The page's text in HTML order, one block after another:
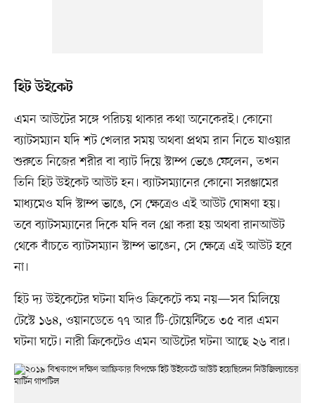
হিট উইকেট
এমন আউটের সঙ্গে পরিচয় থাকার কথা অনেকেরই। কোনো
ব্যাটসম্যান যদি শট খেলার সময় অথবা প্রথম রান নিতে যাওয়ার
শুরুতে নিজের শরীর বা ব্যাট দিয়ে স্টাম্প ভেঙে ফেলেন, তখন
তিনি হিট উইকেট আউট হন। ব্যাটসম্যানের কোনো সরঞ্জামের
মাধ্যমেও যদি স্টাম্প ভাঙে, সে ক্ষেত্রেও এই আউট ঘোষণা হয়।
তবে ব্যাটসম্যানের দিকে যদি বল থ্রো করা হয় অথবা রানআউট
থেকে বাঁচতে ব্যাটসম্যান স্টাম্প ভাঙেন, সে ক্ষেত্রে এই আউট হবে
না।
হিট দ্য উইকেটের ঘটনা যদিও ক্রিকেটে কম নয়—সব মিলিয়ে
টেস্টে ১৬৪, ওয়ানডেতে ৭৭ আর টি-টোয়েন্টিতে ৩৫ বার এমন
ঘটনা ঘটে। নারী ক্রিকেটেও এমন আউটের ঘটনা আছে ২৬ বার।